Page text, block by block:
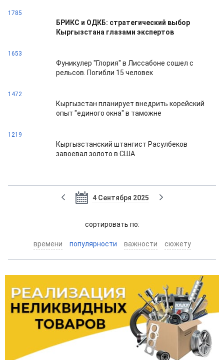
1785
БРИКС и ОДКБ: стратегический выбор
Кыргызстана глазами экспертов
1653
Фуникулер "Глория" в Лиссабоне сошел с
рельсов. Погибли 15 человек
1472
Кыргызстан планирует внедрить корейский
опыт "единого окна" в таможне
1219
Кыргызстанский штангист Расулбеков
завоевал золото в США
4 Сентября 2025
cортировать по:
времени популярности важности сюжету